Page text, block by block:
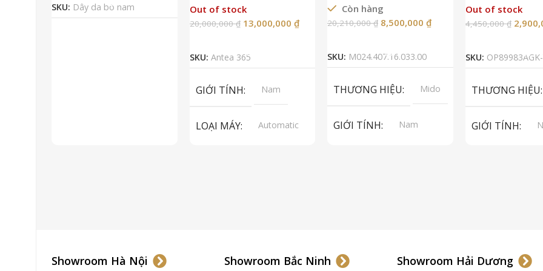
SKU: Dây da bò nam Out of stock
20,000,000₫ 13,000,000 ₫
SKU: Antea 365
GIỚI TÍNH Nam
LOẠI MÁY
Automatic
CHẤT LIỆU VỎ
Thép
Không
Còn hàng
20,210,000₫ 8,500,000 ₫
SKU: M024.407.16.033.00
THƯƠNG HIỆU Mido
GIỚI TÍNH Nam
Out of stock
4,450,000₫
SKU:
THƯƠNG HIỆU
GIỚI TÍNH
Showroom Hà Nội Showroom Bắc Ninh Showroom Hải Dương